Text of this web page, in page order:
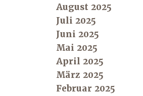
August 2025
Juli 2025
Juni 2025
Mai 2025
April 2025
März 2025
Februar 2025